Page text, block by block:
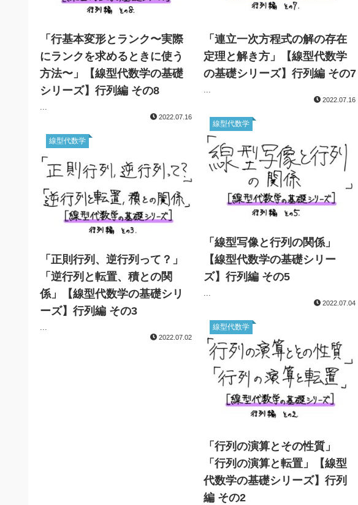
「行基本変形とランク〜実際
にランクを求めるときに使う
方法〜」【線型代数学の基礎
シリーズ】行列編 その8
2022.07.16
「連立一次方程式の解の存在
定理と解き方」【線型代数学
の基礎シリーズ】行列編 その7
2022.07.16
線型代数学
「線型写像と行列の関係」
【線型代数学の基礎シリー
ズ】行列編 その5
...
2022.07.04
線型代数学
「正則行列、逆行列って？」
「逆行列と転置、積との関
係」【線型代数学の基礎シリ
ーズ】行列編 その3
...
2022.07.02
線型代数学
「行列の演算とその性質」
「行列の演算と転置」【線型
代数学の基礎シリーズ】行列
編 その2